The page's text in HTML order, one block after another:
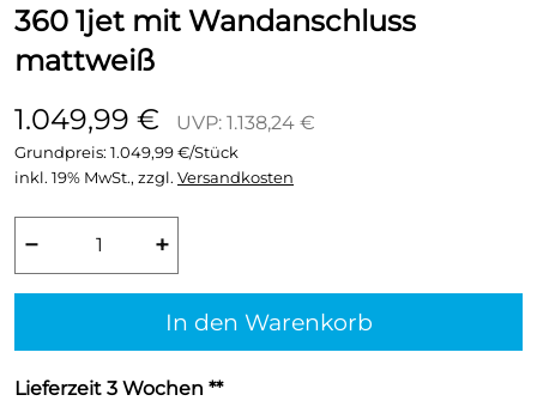
360 1jet mit Wandanschluss
mattweiß
1.049,99 €
UVP: 1.138,24 €
Grundpreis: 1.049,99 €/Stück
inkl. 19% MwSt., zzgl. Versandkosten
− +
In den Warenkorb
Lieferzeit 3 Wochen **